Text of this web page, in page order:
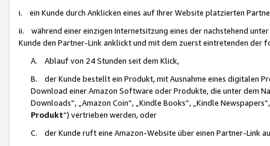
i. ein Kunde durch Anklicken eines auf Ihrer Website platzierten
ii. während einer einzigen Internetsitzung eines der nachstehend
Kunde den Partner-Link anklickt und mit dem zuerst eintretenden der
A. Ablauf von 24 Stunden seit dem Klick,
B. der Kunde bestellt ein Produkt, mit Ausnahme eines digitalen
Download einer Amazon Software oder Produkte, die unter dem
Downloads“, „Amazon Coin“, „Kindle Books“, „Kindle
Produkt“) vertrieben werden, oder
C. der Kunde ruft eine Amazon-Website über einen Partner-Link